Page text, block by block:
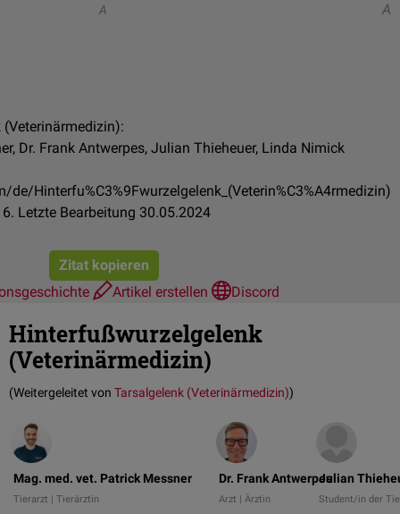
A A
Dr. Frank Antwerpes, Julian Thieheuer, Linda Nimick
Hinterfu%C3%9Fwurzelgelenk_(Veterin%C3%A4rmedizin)
Letzte Bearbeitung 30.05.2024
Zitat kopieren
Artikel erstellen Discord
Hinterfußwurzelgelenk
(Veterinärmedizin)
(Weitergeleitet von Tarsalgelenk (Veterinärmedizin))
Mag. med. vet. Patrick Messner
Tierarzt | Tierärztin
Dr. Frank Antwerpes
Arzt | Ärztin
Julian
Student/in der